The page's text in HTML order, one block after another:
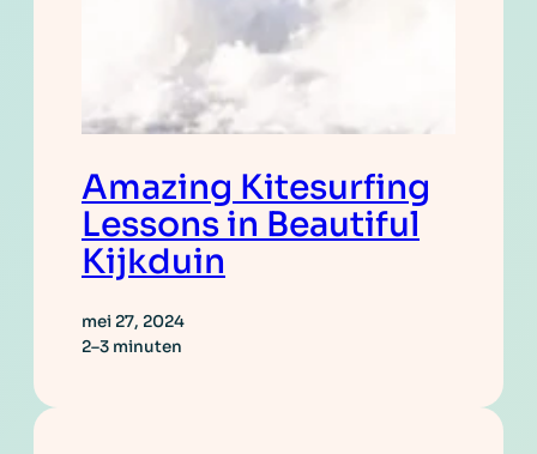
Amazing Kitesurfing
Lessons in Beautiful
Kijkduin
mei 27, 2024
2–3 minuten